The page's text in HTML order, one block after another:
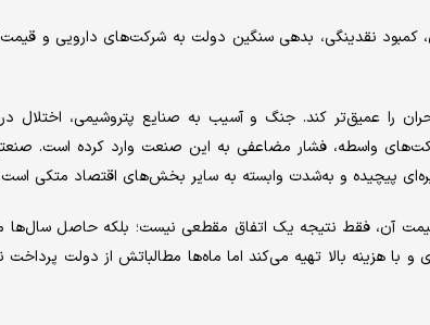
کمبود نقدینگی، بدهی سنگین دولت به شرکت‌های دارویی و
را عمیق‌تر کند. جنگ و آسیب به صنایع پتروشیمی، اختلال در
واسطه، فشار مضاعفی به این صنعت وارد کرده است.
پیچیده و به‌شدت وابسته به سایر بخش‌های اقتصاد متکی
آن، فقط نتیجه یک اتفاق مقطعی نیست؛ بلکه حاصل سال‌ها
و با هزینه بالا تهیه می‌کند اما ماه‌ها مطالباتش از دولت